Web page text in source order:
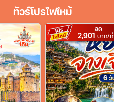
ทัวร์โปรไฟไหม้
ลด
2,901 บาท/ท่